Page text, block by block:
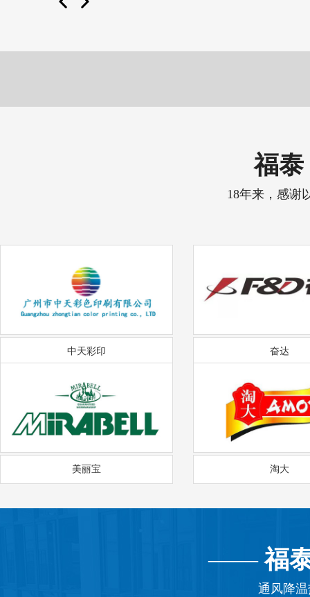
福泰
18年来，感谢
中天彩印 奋达
美丽宝 淘大
——福
通风降